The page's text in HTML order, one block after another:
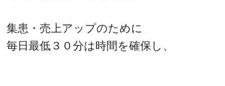
集患・売上アップのために
毎日最低３０分は時間を確保し、